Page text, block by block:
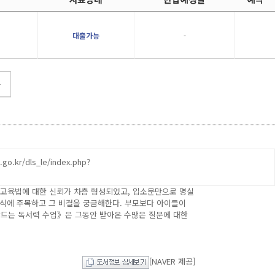
대출가능 -
30년 가까이 파온 사람이 있다. 재원생 5,000명, 대기생
논술화랑에서 독서력을 차근차근 쌓은 아이들이 중ㆍ
육법에 대한 신뢰가 차츰 형성되었고, 입소문만으로 명실
주목하고 그 비결을 궁금해한다. 부모보다 아이들이
는 독서력 수업》은 그동안 받아온 수많은 질문에 대한
[NAVER 제공]